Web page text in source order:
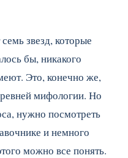
звезд, которые
бы, никакого
Это, конечно же,
мифологии. Но
нужно посмотреть
и немного
можно все понять.